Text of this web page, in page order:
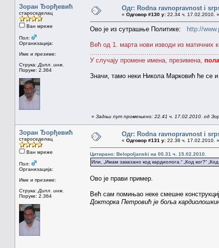
Зоран Ђорђевић
староседелац
Ван мреже
Пол:
Организација:
Име и презиме:
Струка: Дипл. инж.
Поруке: 2.364
Одг: Rodna ravnopravnost i
« Одговор #130 у: 22.34 ч. 17.02.2010. »
Ово је из сутрашње Политике: http://
Већ од 1. марта нови изводи из матичних
У случају промене имена, презимена,
Значи, тамо неки Никола Марковић ће се
« Задњи пут промењено: 22.41 ч. 17.02.2010. од
Зоран Ђорђевић
староседелац
Ван мреже
Пол:
Организација:
Име и презиме:
Струка: Дипл. инж.
Поруке: 2.364
Одг: Rodna ravnopravnost i
« Одговор #131 у: 22.38 ч. 17.02.2010. »
Цитирано: Belopoljanski на 00.31 ч. 15.02.2010.
Или, „Имам заказано код кардиолога.“ „Код ког?“
Ово је прави пример.
Већ сам помињао неке смешне
Докторка Петровић је боља